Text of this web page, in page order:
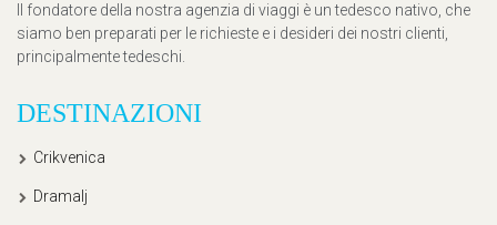
Il fondatore della nostra agenzia di viaggi è un tedesco nativo, che
siamo ben preparati per le richieste e i desideri dei nostri clienti,
principalmente tedeschi.
DESTINAZIONI
Crikvenica
Dramalj